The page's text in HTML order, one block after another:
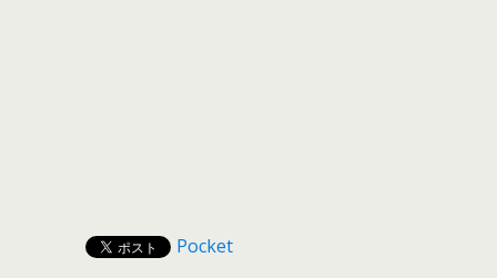
Pocket